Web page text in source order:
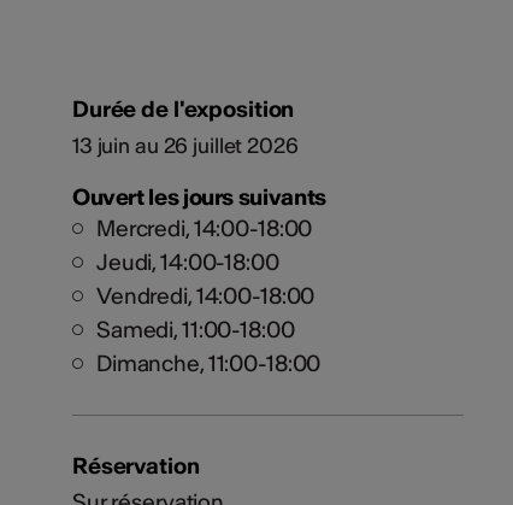
Durée de l'exposition
13 juin au 26 juillet 2026
Ouvert les jours suivants
Mercredi, 14:00-18:00
Jeudi, 14:00-18:00
Vendredi, 14:00-18:00
Samedi, 11:00-18:00
Dimanche, 11:00-18:00
Réservation